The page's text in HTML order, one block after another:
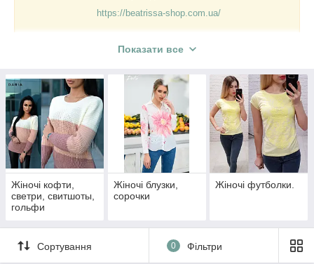
https://beatrissa-shop.com.ua/
Оформить заказ на сайте ЛЕГКО ► Жмите «Купить» и
Заполните данные покупателя.
Если какие то данные были пропущены при заполнении,
менеджер свяжется с вами.
Оплату принимаем на карту Приват Банка.
График отправки - 5 дней в неделю кроме пятницы и
воскресенья
Укрпочта отправка 2 раза в неделю.
Номера посылок высылаем в смс.
ФЕЙСБУК
https://www.facebook.com/beatrissashop.com.ua/
Показати все
Жіночі кофти,
светри, свитшоты,
гольфи
Жіночі блузки,
сорочки
Жіночі футболки.
Сортування 0 Фільтри